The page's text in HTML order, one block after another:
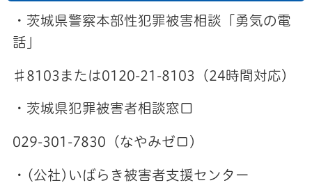
・茨城県警察本部性犯罪被害相談「勇気の電
話」
♯8103または0120-21-8103（24時間対応）
・茨城県犯罪被害者相談窓口
029-301-7830（なやみゼロ）
・(公社)いばらき被害者支援センター